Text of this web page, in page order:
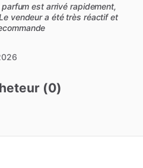
est arrivé rapidement​,​
vendeur a été très réactif et
(0)